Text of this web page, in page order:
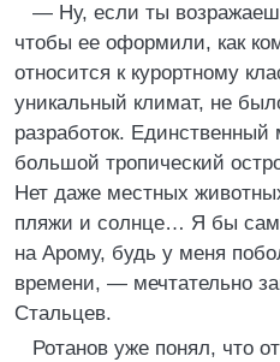
— Ну, если ты
чтобы ее оформили, как
относится к курортному
уникальный климат, не
разработок. Единственный
большой тропический
Нет даже местных
пляжи и солнце… Я бы сам
на Арому, будь у меня
времени, — мечтательно
Стальцев.
Ротанов уже понял, что